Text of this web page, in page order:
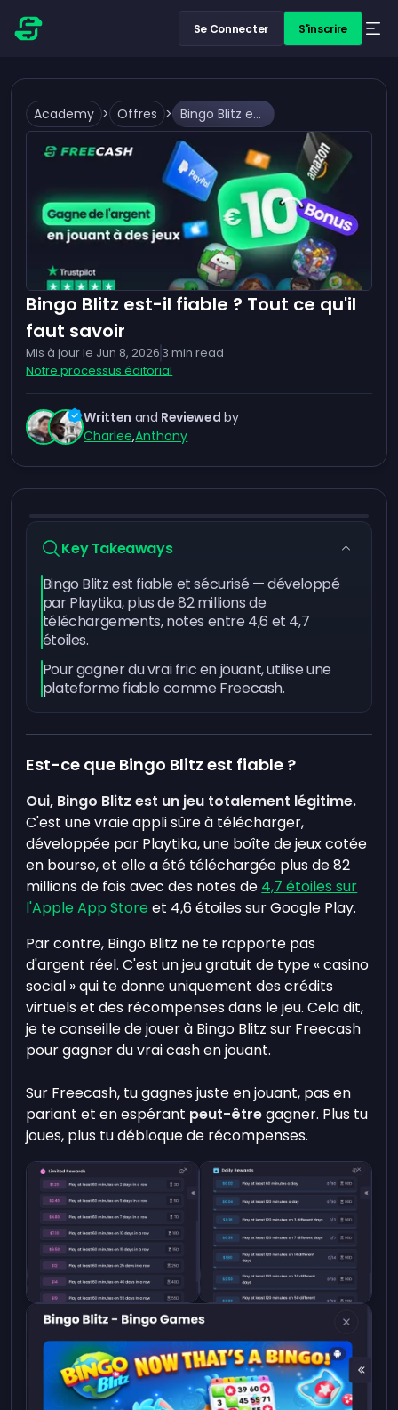
Se Connecter S'inscrire
Academy > Offres > Bingo Blitz est-il fiable ? Tout ce qu'il faut savoir
Bingo Blitz est-il fiable ? Tout ce qu'il
faut savoir
Mis à jour le Jun 8, 2026 3 min read
Notre processus éditorial
Written and Reviewed by
Charlee,Anthony
Key Takeaways
Bingo Blitz est fiable et sécurisé — développé
par Playtika, plus de 82 millions de
téléchargements, notes entre 4,6 et 4,7
étoiles.
Pour gagner du vrai fric en jouant, utilise une
plateforme fiable comme Freecash.
Est-ce que Bingo Blitz est fiable ?
Oui, Bingo Blitz est un jeu totalement légitime.
C'est une vraie appli sûre à télécharger,
développée par Playtika, une boîte de jeux cotée
en bourse, et elle a été téléchargée plus de 82
millions de fois avec des notes de 4,7 étoiles sur
l'Apple App Store et 4,6 étoiles sur Google Play.
Par contre, Bingo Blitz ne te rapporte pas
d'argent réel. C'est un jeu gratuit de type « casino
social » qui te donne uniquement des crédits
virtuels et des récompenses dans le jeu. Cela dit,
je te conseille de jouer à Bingo Blitz sur Freecash
pour gagner du vrai cash en jouant.
Sur Freecash, tu gagnes juste en jouant, pas en
pariant et en espérant peut-êtregagner. Plus tu
joues, plus tu débloque de récompenses.